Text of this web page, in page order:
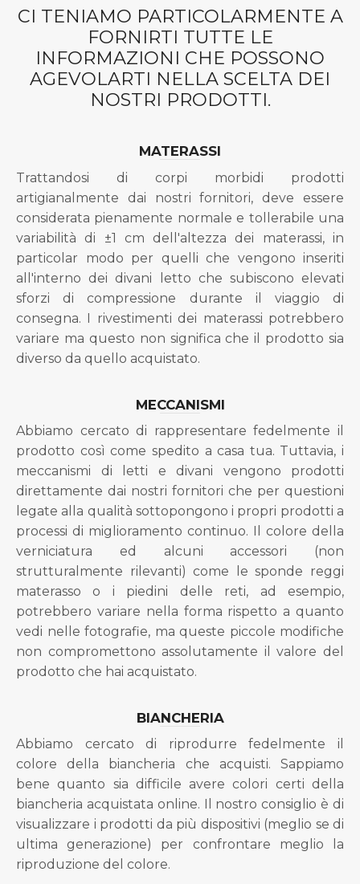
CI TENIAMO PARTICOLARMENTE A
FORNIRTI TUTTE LE
INFORMAZIONI CHE POSSONO
AGEVOLARTI NELLA SCELTA DEI
NOSTRI PRODOTTI.
MATERASSI
Trattandosi di corpi morbidi prodotti
artigianalmente dai nostri fornitori, deve essere
considerata pienamente normale e tollerabile una
variabilità di ±1 cm dell'altezza dei materassi, in
particolar modo per quelli che vengono inseriti
all'interno dei divani letto che subiscono elevati
sforzi di compressione durante il viaggio di
consegna. I rivestimenti dei materassi potrebbero
variare ma questo non significa che il prodotto sia
diverso da quello acquistato.
MECCANISMI
Abbiamo cercato di rappresentare fedelmente il
prodotto così come spedito a casa tua. Tuttavia, i
meccanismi di letti e divani vengono prodotti
direttamente dai nostri fornitori che per questioni
legate alla qualità sottopongono i propri prodotti a
processi di miglioramento continuo. Il colore della
verniciatura ed alcuni accessori (non
strutturalmente rilevanti) come le sponde reggi
materasso o i piedini delle reti, ad esempio,
potrebbero variare nella forma rispetto a quanto
vedi nelle fotografie, ma queste piccole modifiche
non compromettono assolutamente il valore del
prodotto che hai acquistato.
BIANCHERIA
Abbiamo cercato di riprodurre fedelmente il
colore della biancheria che acquisti. Sappiamo
bene quanto sia difficile avere colori certi della
biancheria acquistata online. Il nostro consiglio è di
visualizzare i prodotti da più dispositivi (meglio se di
ultima generazione) per confrontare meglio la
riproduzione del colore.